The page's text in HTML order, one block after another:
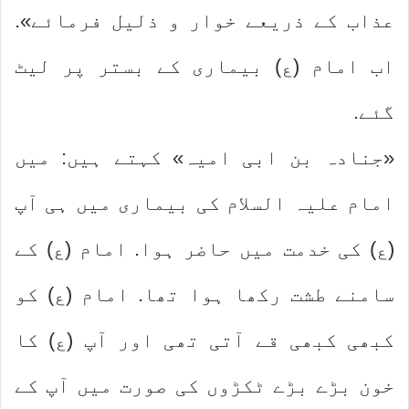
عذاب کے ذریعے خوار و ذلیل فرمائے».
اب امام (ع) بیماری کے بستر پر لیٹ
گئے.
«جنادہ بن ابی امیہ» کہتے ہیں: میں
امام علیہ السلام کی بیماری میں ہی آپ
(ع) کی خدمت میں حاضر ہوا. امام (ع) کے
سامنے طشت رکھا ہوا تھا. امام (ع) کو
کبھی کبھی قے آتی تھی اور آپ (ع) کا
خون بڑے بڑے ٹکڑوں کی صورت میں آپ کے